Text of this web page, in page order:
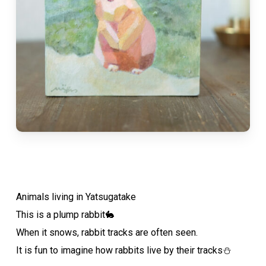
Animals living in Yatsugatake
This is a plump rabbit🐇
When it snows, rabbit tracks are often seen.
It is fun to imagine how rabbits live by their tracks⛄️